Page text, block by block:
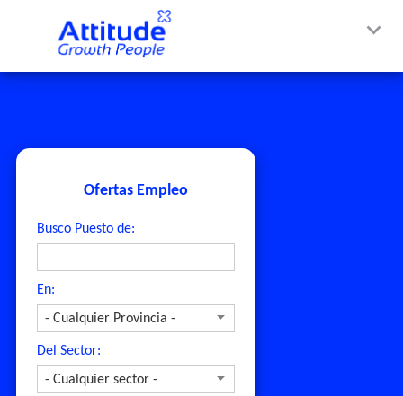
Ofertas Empleo
Busco Puesto de:
En:
Del Sector: